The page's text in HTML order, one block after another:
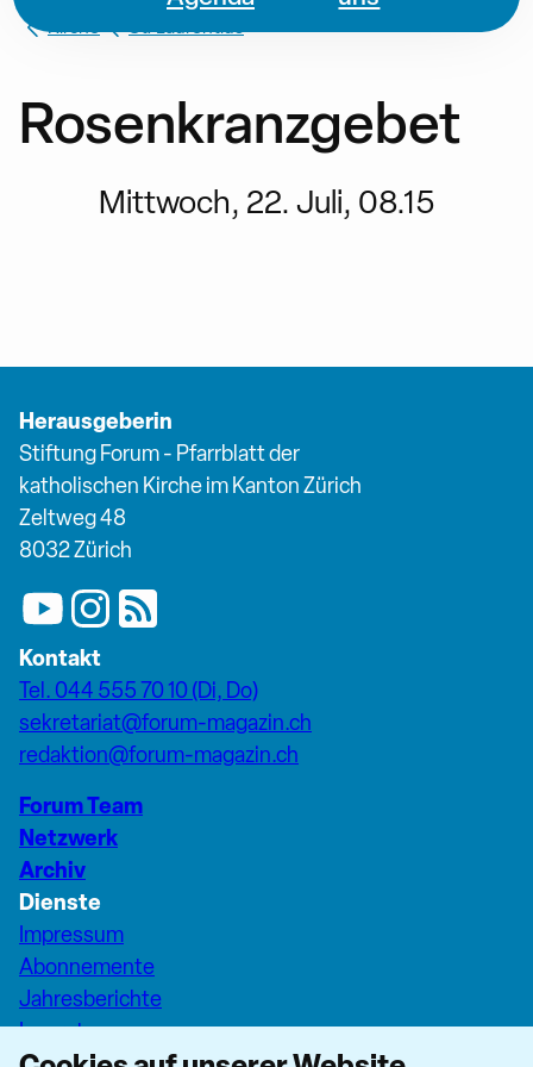
Kirche St. Laurentius
Rosenkranzgebet
Mittwoch, 22. Juli, 08.15
Herausgeberin
Stiftung Forum - Pfarrblatt der
katholischen Kirche im Kanton Zürich
Zeltweg 48
8032 Zürich
Kontakt
Tel. 044 555 70 10 (Di, Do)
sekretariat@forum-magazin.ch
redaktion@forum-magazin.ch
Forum Team
Netzwerk
Archiv
Dienste
Impressum
Abonnemente
Jahresberichte
Inserate